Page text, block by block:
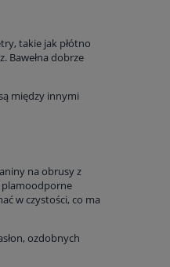
takie jak płótno
Bawełna dobrze
między innymi
na obrusy z
plamoodporne
w czystości, co ma
ozdobnych